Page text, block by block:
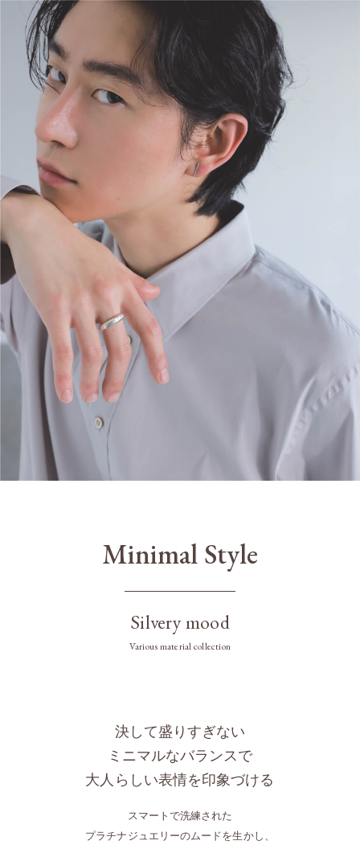
Minimal Style
Silvery mood
Various material collection
決して盛りすぎない
ミニマルなバランスで
大人らしい表情を印象づける
スマートで洗練された
プラチナジュエリーのムードを生かし、